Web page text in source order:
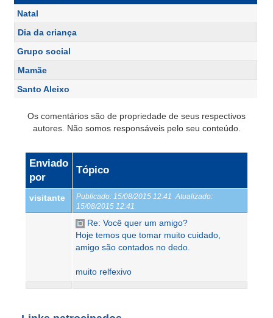
Natal
Dia da criança
Grupo social
Mamãe
Santo Aleixo
Os comentários são de propriedade de seus respectivos
autores. Não somos responsáveis pelo seu conteúdo.
Enviado
por
Tópico
visitante Publicado: 15/08/2015 12:41 Atualizado:
15/08/2015 12:41
Re: Você quer um amigo?
Hoje temos que tomar muito cuidado,
amigo são contados no dedo.
muito relfexivo